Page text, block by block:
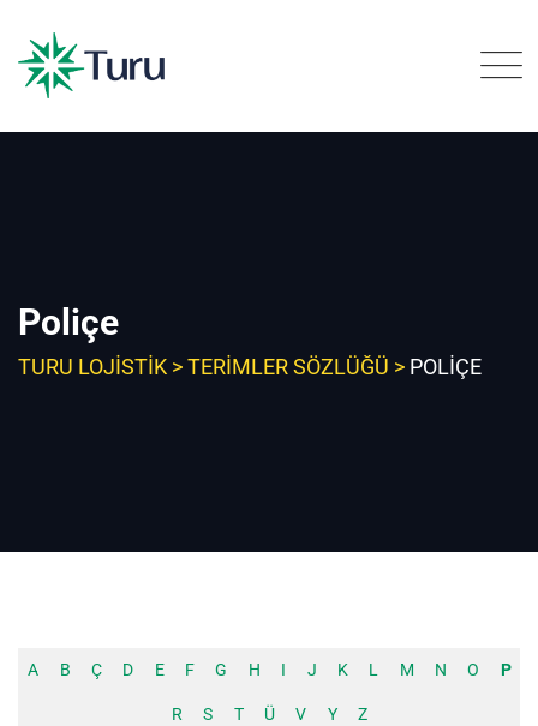
content
Poliçe
TURU LOJISTIK >TERIMLER SÖZLÜĞÜ > POLIÇE
A B Ç D E F G H I J K L M N O P
R S T Ü V Y Z